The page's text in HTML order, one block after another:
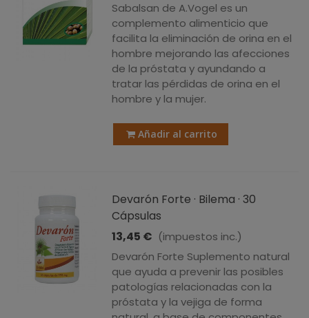
Sabalsan de A.Vogel es un
complemento alimenticio que
facilita la eliminación de orina en el
hombre mejorando las afecciones
de la próstata y ayundando a
tratar las pérdidas de orina en el
hombre y la mujer.
Añadir al carrito
Devarón Forte · Bilema · 30
Cápsulas
13,45 € (impuestos inc.)
Devarón Forte Suplemento natural
que ayuda a prevenir las posibles
patologías relacionadas con la
próstata y la vejiga de forma